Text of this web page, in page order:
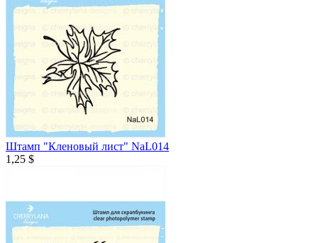
Штамп "Кленовый лист" NaL014
1,25 $